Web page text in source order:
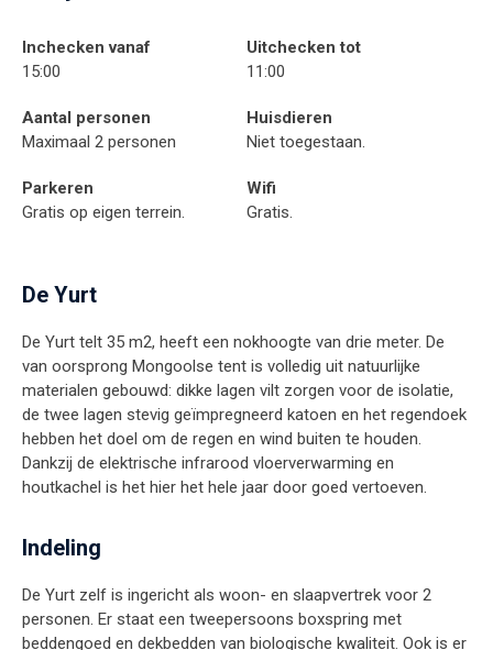
Inchecken vanaf
15:00
Uitchecken tot
11:00
Aantal personen
Maximaal 2 personen
Huisdieren
Niet toegestaan.
Parkeren
Gratis op eigen terrein.
Wifi
Gratis.
De Yurt
De Yurt telt 35 m2, heeft een nokhoogte van drie meter. De
van oorsprong Mongoolse tent is volledig uit natuurlijke
materialen gebouwd: dikke lagen vilt zorgen voor de isolatie,
de twee lagen stevig geïmpregneerd katoen en het regendoek
hebben het doel om de regen en wind buiten te houden.
Dankzij de elektrische infrarood vloerverwarming en
houtkachel is het hier het hele jaar door goed vertoeven.
Indeling
De Yurt zelf is ingericht als woon- en slaapvertrek voor 2
personen. Er staat een tweepersoons boxspring met
beddengoed en dekbedden van biologische kwaliteit. Ook is er